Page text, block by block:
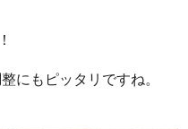
にもピッタリですね。